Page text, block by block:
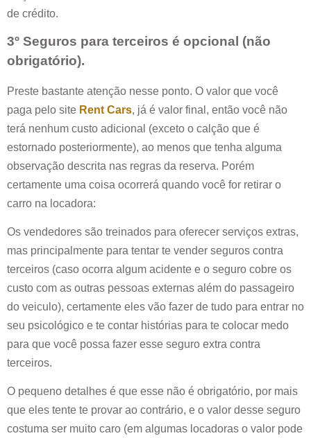
de crédito.
3º Seguros para terceiros é opcional (não
obrigatório).
Preste bastante atenção nesse ponto. O valor que você
paga pelo site Rent Cars, já é valor final, então você não
terá nenhum custo adicional (exceto o calção que é
estornado posteriormente), ao menos que tenha alguma
observação descrita nas regras da reserva. Porém
certamente uma coisa ocorrerá quando você for retirar o
carro na locadora:
Os vendedores são treinados para oferecer serviços extras,
mas principalmente para tentar te vender seguros contra
terceiros (caso ocorra algum acidente e o seguro cobre os
custo com as outras pessoas externas além do passageiro
do veiculo), certamente eles vão fazer de tudo para entrar no
seu psicológico e te contar histórias para te colocar medo
para que você possa fazer esse seguro extra contra
terceiros.
O pequeno detalhes é que esse não é obrigatório, por mais
que eles tente te provar ao contrário, e o valor desse seguro
costuma ser muito caro (em algumas locadoras o valor pode